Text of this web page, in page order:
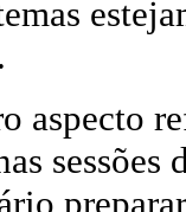
aspecto
sessões